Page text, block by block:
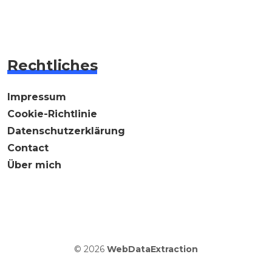
Rechtliches
Impressum
Cookie-Richtlinie
Datenschutzerklärung
Contact
Über mich
© 2026 WebDataExtraction